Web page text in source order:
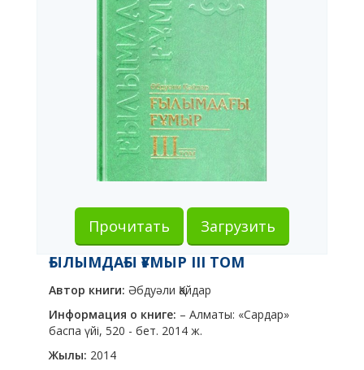
Прочитать
Загрузить
ҒЫЛЫМДАҒЫ ҒҰМЫР III ТОМ
Автор книги: Әбдуәли Қайдар
Информация о книге: – Алматы: «Сардар»
баспа үйі, 520 - бет. 2014 ж.
Жылы: 2014